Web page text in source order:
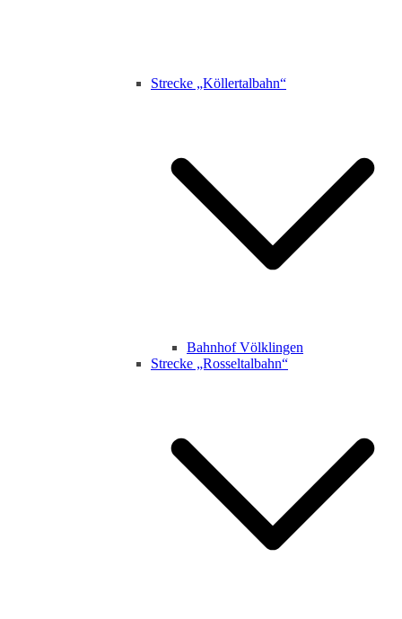
Strecke „Köllertalbahn“
Bahnhof Völklingen
Strecke „Rosseltalbahn“